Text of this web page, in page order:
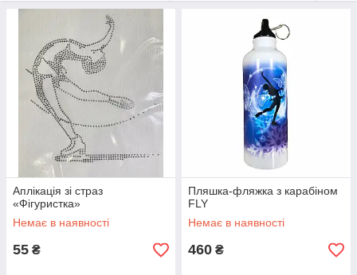
Аплікація зі страз
«Фігуристка»
Немає в наявності
55 ₴
Пляшка-фляжка з карабіном
FLY
Немає в наявності
460 ₴